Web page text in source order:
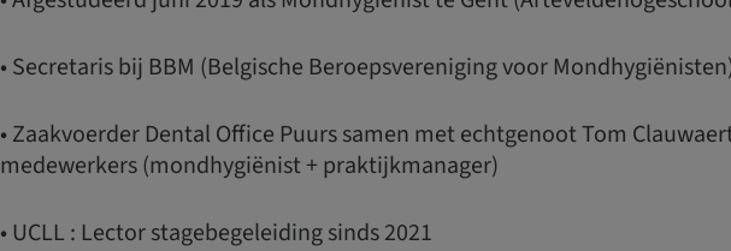
• Secretaris bij BBM (Belgische Beroepsvereniging voor
• Zaakvoerder Dental Office Puurs samen met echtgenoot Tom
medewerkers (mondhygiënist + praktijkmanager)
• UCLL : Lector stagebegeleiding sinds 2021